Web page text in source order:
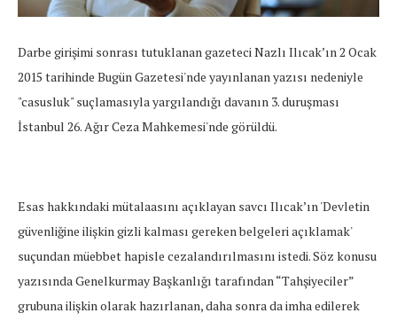
Darbe girişimi sonrası tutuklanan gazeteci Nazlı Ilıcak’ın 2 Ocak
2015 tarihinde Bugün Gazetesi'nde yayınlanan yazısı nedeniyle
"casusluk" suçlamasıyla yargılandığı davanın 3. duruşması
İstanbul 26. Ağır Ceza Mahkemesi'nde görüldü.
Esas hakkındaki mütalaasını açıklayan savcı Ilıcak’ın 'Devletin
güvenliğine ilişkin gizli kalması gereken belgeleri açıklamak'
suçundan müebbet hapisle cezalandırılmasını istedi. Söz konusu
yazısında Genelkurmay Başkanlığı tarafından “Tahşiyeciler”
grubuna ilişkin olarak hazırlanan, daha sonra da imha edilerek